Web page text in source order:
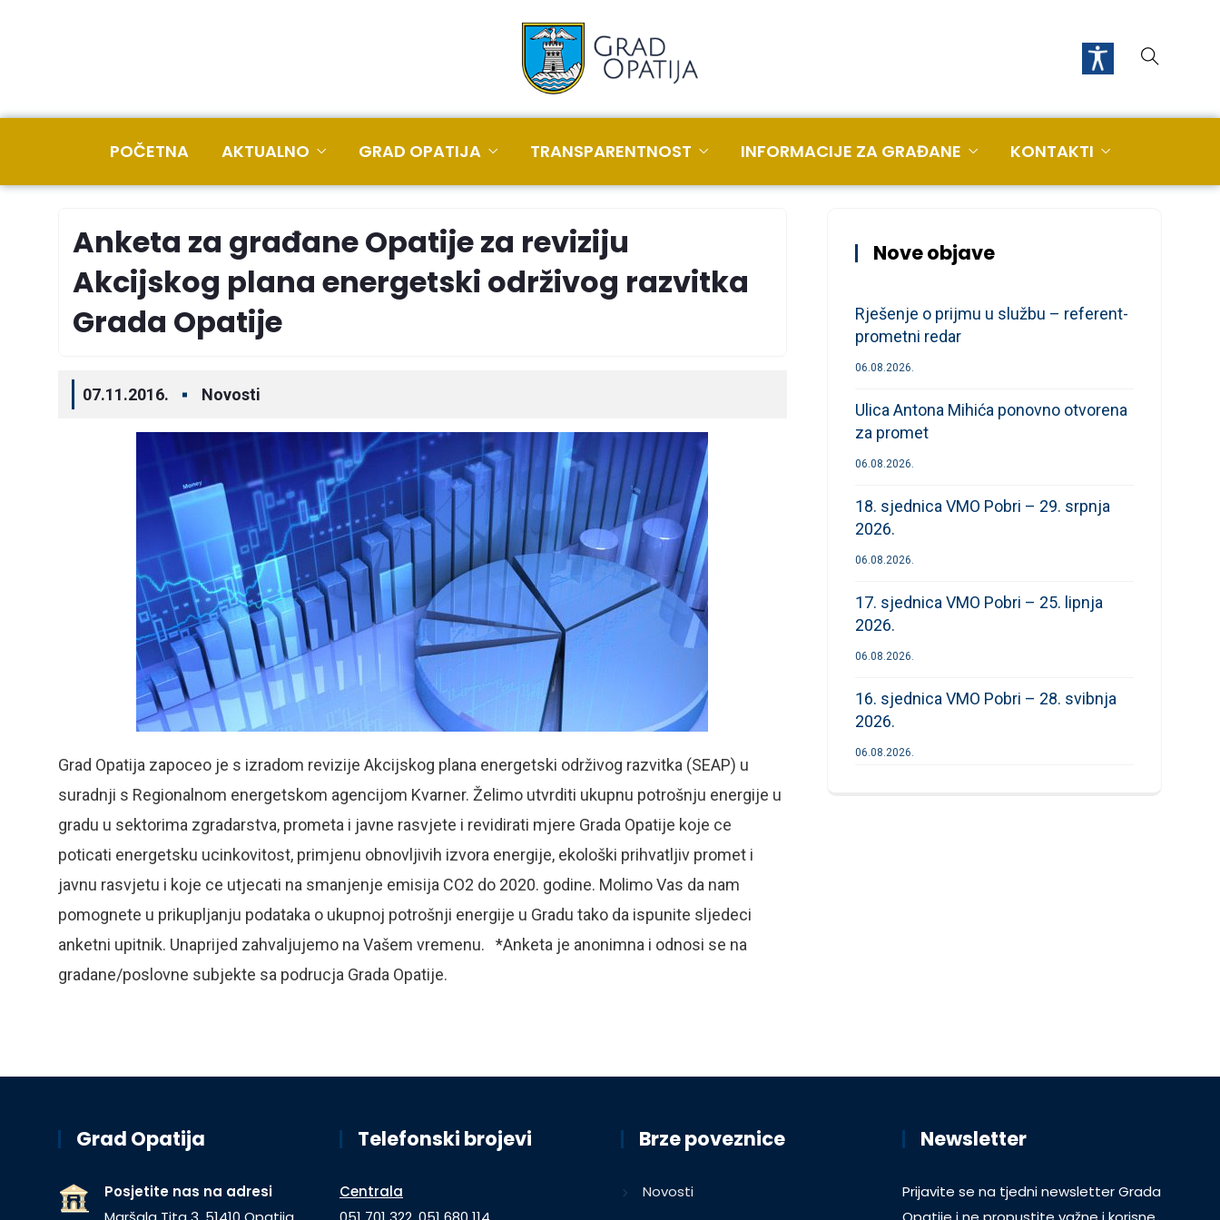
POČETNA AKTUALNO GRAD OPATIJA TRANSPARENTNOST INFORMACIJE ZA GRAĐANE KONTAKTI
Anketa za građane Opatije za reviziju
Akcijskog plana energetski održivog razvitka
Grada Opatije
07.11.2016. Novosti
Grad Opatija zapoceo je s izradom revizije Akcijskog plana energetski održivog razvitka (SEAP) u
suradnji s Regionalnom energetskom agencijom Kvarner. Želimo utvrditi ukupnu potrošnju energije u
gradu u sektorima zgradarstva, prometa i javne rasvjete i revidirati mjere Grada Opatije koje ce
poticati energetsku ucinkovitost, primjenu obnovljivih izvora energije, ekološki prihvatljiv promet i
javnu rasvjetu i koje ce utjecati na smanjenje emisija CO2 do 2020. godine. Molimo Vas da nam
pomognete u prikupljanju podataka o ukupnoj potrošnji energije u Gradu tako da ispunite sljedeci
anketni upitnik. Unaprijed zahvaljujemo na Vašem vremenu. *Anketa je anonimna i odnosi se na
gradane/poslovne subjekte sa podrucja Grada Opatije.
Nove objave
Rješenje o prijmu u službu – referent-
prometni redar
06.08.2026.
Ulica Antona Mihića ponovno otvorena
za promet
06.08.2026.
18. sjednica VMO Pobri – 29. srpnja
2026.
06.08.2026.
17. sjednica VMO Pobri – 25. lipnja
2026.
06.08.2026.
16. sjednica VMO Pobri – 28. svibnja
2026.
06.08.2026.
Grad Opatija
Posjetite nas na adresi
Telefonski brojevi
Centrala
Brze poveznice
Novosti
Newsletter
Prijavite se na tjedni newsletter Grada